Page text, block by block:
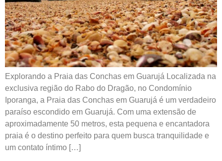
Explorando a Praia das Conchas em Guarujá Localizada na
exclusiva região do Rabo do Dragão, no Condomínio
Iporanga, a Praia das Conchas em Guarujá é um verdadeiro
paraíso escondido em Guarujá. Com uma extensão de
aproximadamente 50 metros, esta pequena e encantadora
praia é o destino perfeito para quem busca tranquilidade e
um contato íntimo […]